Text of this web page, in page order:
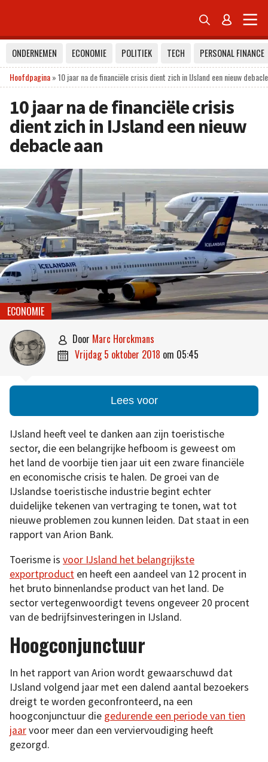
 
ONDERNEMEN ECONOMIE POLITIEK TECH
PERSONAL FINANCE
Hoofdpagina»10 jaar na de financiële crisis dient zich in IJsland een nieuw
10 jaar na de financiële crisis
dient zich in IJsland een nieuw
debacle aan
ECONOMIE
 door Marc Horckmans
 vrijdag 5 oktober 2018 om 05:45
Lees voor
IJsland heeft veel te danken aan zijn toeristische
sector, die een belangrijke hefboom is geweest om
het land de voorbije tien jaar uit een zware financiële
en economische crisis te halen. De groei van de
IJslandse toeristische industrie begint echter
duidelijke tekenen van vertraging te tonen, wat tot
nieuwe problemen zou kunnen leiden. Dat staat in een
rapport van Arion Bank.
Toerisme is voor IJsland het belangrijkste
exportproduct en heeft een aandeel van 12 procent in
het bruto binnenlandse product van het land. De
sector vertegenwoordigt tevens ongeveer 20 procent
van de bedrijfsinvesteringen in IJsland.
Hoogconjunctuur
In het rapport van Arion wordt gewaarschuwd dat
IJsland volgend jaar met een dalend aantal bezoekers
dreigt te worden geconfronteerd, na een
hoogconjunctuur die gedurende een periode van tien
jaarvoor meer dan een verviervoudiging heeft
gezorgd.